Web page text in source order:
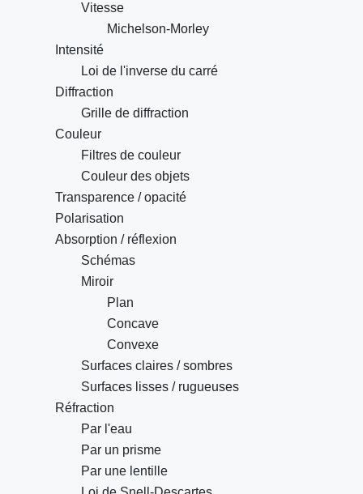
Vitesse
Michelson-Morley
Intensité
Loi de l'inverse du carré
Diffraction
Grille de diffraction
Couleur
Filtres de couleur
Couleur des objets
Transparence / opacité
Polarisation
Absorption / réflexion
Schémas
Miroir
Plan
Concave
Convexe
Surfaces claires / sombres
Surfaces lisses / rugueuses
Réfraction
Par l'eau
Par un prisme
Par une lentille